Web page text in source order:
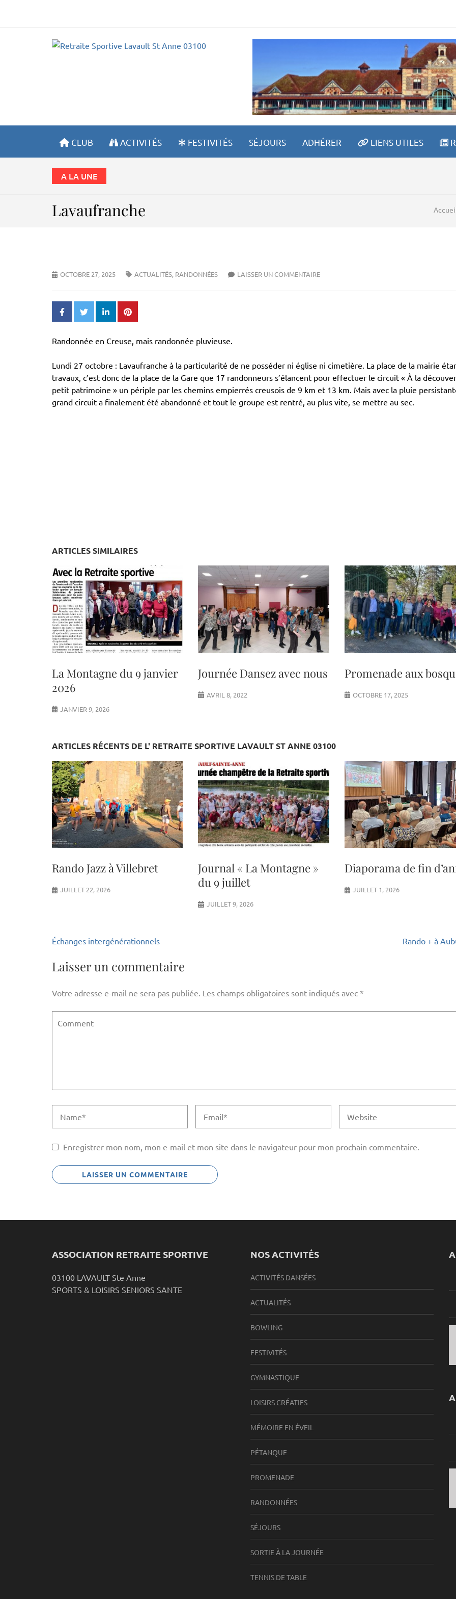
RETRAITE SPORTIVE
CLUB ACTIVITÉS FESTIVITÉS SÉJOURS ADHÉRER LIENS UTILES
A LA UNE
Lavaufranche
OCTOBRE 27, 2025 ACTUALITÉS, RANDONNÉES LAISSER UN COMMENTAIRE
Randonnée en Creuse, mais randonnée pluvieuse.
Lundi 27 octobre : Lavaufranche à la particularité de ne posséder ni église ni cimetière. La place de la mairie
travaux, c’est donc de la place de la Gare que 17 randonneurs s’élancent pour effectuer le circuit « À la
petit patrimoine » un périple par les chemins empierrés creusois de 9 km et 13 km. Mais avec la pluie
grand circuit a finalement été abandonné et tout le groupe est rentré, au plus vite, se mettre au sec.
ARTICLES SIMILAIRES
La Montagne du 9 janvier
2026
JANVIER 9, 2026
Journée Dansez avec nous
AVRIL 8, 2022
Promenade aux
OCTOBRE 17, 2025
ARTICLES RÉCENTS DE L' RETRAITE SPORTIVE LAVAULT ST ANNE 03100
Rando Jazz à Villebret
JUILLET 22, 2026
Journal « La Montagne »
du 9 juillet
JUILLET 9, 2026
Diaporama de fin
JUILLET 1, 2026
Navigation
l’article
Échanges intergénérationnels Rando + à
Laisser un commentaire
Votre adresse e-mail ne sera pas publiée. Les champs obligatoires sont indiqués avec *
Enregistrer mon nom, mon e-mail et mon site dans le navigateur pour mon prochain commentaire.
ASSOCIATION RETRAITE SPORTIVE
03100 LAVAULT Ste Anne
SPORTS & LOISIRS SENIORS SANTE
NOS ACTIVITÉS
ACTIVITÉS DANSÉES
ACTUALITÉS
BOWLING
FESTIVITÉS
GYMNASTIQUE
LOISIRS CRÉATIFS
MÉMOIRE EN ÉVEIL
PÉTANQUE
PROMENADE
RANDONNÉES
SÉJOURS
SORTIE À LA JOURNÉE
TENNIS DE TABLE